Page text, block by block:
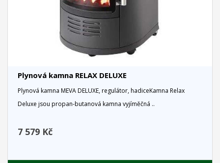
Plynová kamna RELAX DELUXE
Plynová kamna MEVA DELUXE, regulátor, hadiceKamna Relax
Deluxe jsou propan-butanová kamna vyjíměčná ..
7 579 Kč